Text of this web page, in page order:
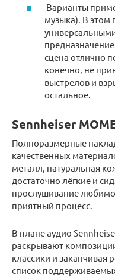
Варианты
музыка). В этом
сцена отлично
конечно, не
выстрелов и
остальное.
Sennheiser
Полноразмерные
качественных
металл, натуральная
достаточно лёгкие и
прослушивание
приятный процесс.
В плане аудио
раскрывают
классики и
список